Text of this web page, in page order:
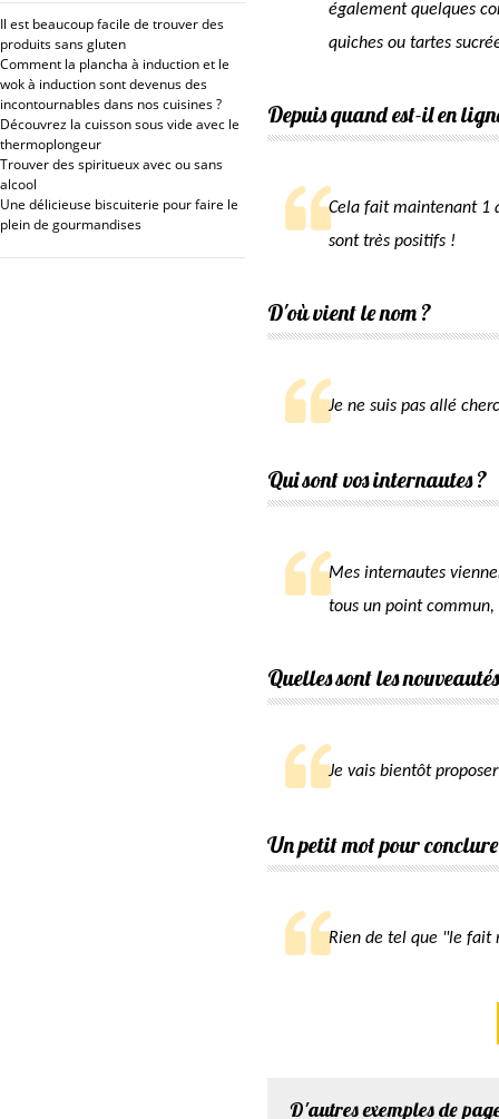
Il est beaucoup facile de trouver des
produits sans gluten
Comment la plancha à induction et le
wok à induction sont devenus des
incontournables dans nos cuisines ?
Découvrez la cuisson sous vide avec le
thermoplongeur
Trouver des spiritueux avec ou sans
alcool
Une délicieuse biscuiterie pour faire le
plein de gourmandises
également quelques
quiches ou tartes
Depuis quand est-il en
Cela fait maintenant 1
sont très positifs !
D'où vient le nom ?
Je ne suis pas allé
Qui sont vos internautes ?
Mes internautes
tous un point
Quelles sont les
Je vais bientôt
Un petit mot pour
Rien de tel que "le fait
D'autres exemples de